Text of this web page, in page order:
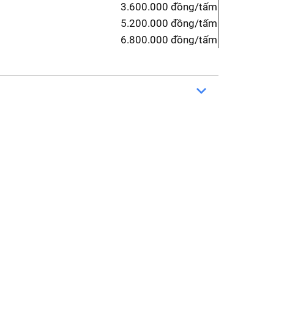
3.600.000 đồng/tấm
5.200.000 đồng/tấm
6.800.000 đồng/tấm